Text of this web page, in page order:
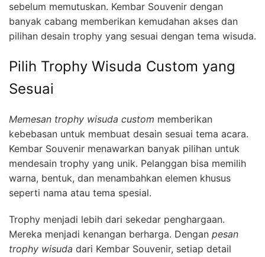
sebelum memutuskan. Kembar Souvenir dengan
banyak cabang memberikan kemudahan akses dan
pilihan desain trophy yang sesuai dengan tema wisuda.
Pilih Trophy Wisuda Custom yang
Sesuai
Memesan trophy wisuda custom memberikan
kebebasan untuk membuat desain sesuai tema acara.
Kembar Souvenir menawarkan banyak pilihan untuk
mendesain trophy yang unik. Pelanggan bisa memilih
warna, bentuk, dan menambahkan elemen khusus
seperti nama atau tema spesial.
Trophy menjadi lebih dari sekedar penghargaan.
Mereka menjadi kenangan berharga. Dengan pesan
trophy wisuda dari Kembar Souvenir, setiap detail